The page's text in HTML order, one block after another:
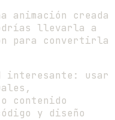
animación creada
llevarla a
para convertirla
interesante: usar
contenido
y diseño